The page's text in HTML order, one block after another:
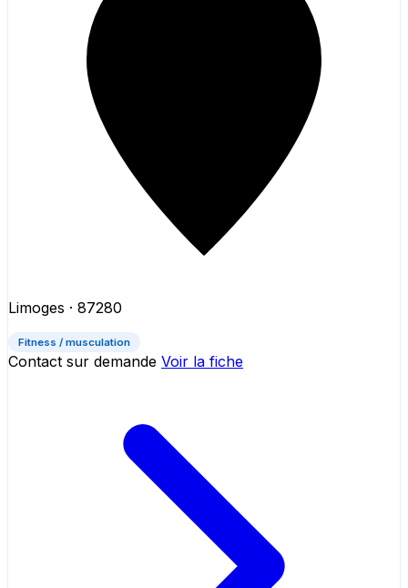
Limoges · 87280
Fitness / musculation
Contact sur demande Voir la fiche